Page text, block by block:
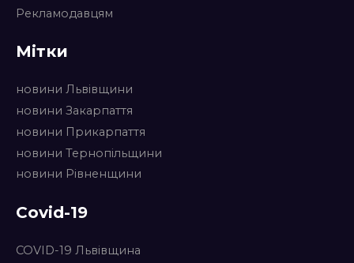
Рекламодавцям
Мітки
новини Львівщини
новини Закарпаття
новини Прикарпаття
новини Тернопільщини
новини Рівненщини
Covid-19
COVID-19 Львівщина